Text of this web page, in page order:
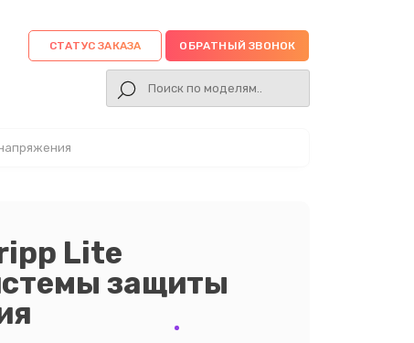
СТАТУС ЗАКАЗА ОБРАТНЫЙ ЗВОНОК
Lite
защиты